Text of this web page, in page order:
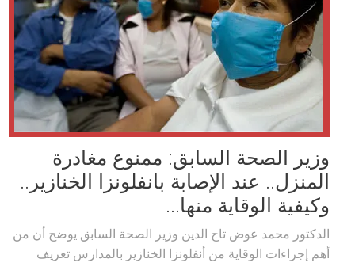
وزير الصحة السابق: ممنوع مغادرة
المنزل.. عند الإصابة بانفلونزا الخنازير..
وكيفية الوقاية منها...
الدكتور محمد عوض تاج الدين وزير الصحة السابق يوضح أن من
أهم إجراءات الوقاية من أنفلونزا الخنازير بالمدارس تعريف